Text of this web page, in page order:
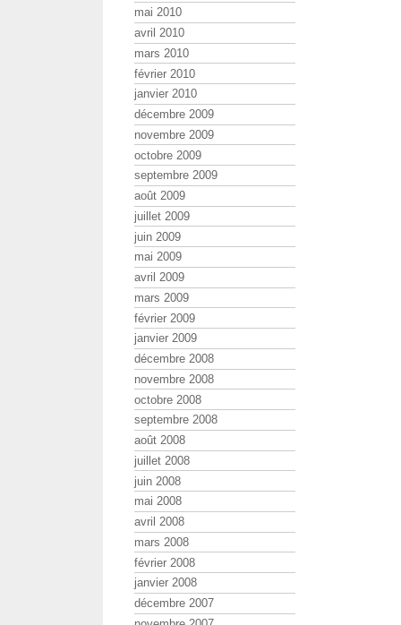
mai 2010
avril 2010
mars 2010
février 2010
janvier 2010
décembre 2009
novembre 2009
octobre 2009
septembre 2009
août 2009
juillet 2009
juin 2009
mai 2009
avril 2009
mars 2009
février 2009
janvier 2009
décembre 2008
novembre 2008
octobre 2008
septembre 2008
août 2008
juillet 2008
juin 2008
mai 2008
avril 2008
mars 2008
février 2008
janvier 2008
décembre 2007